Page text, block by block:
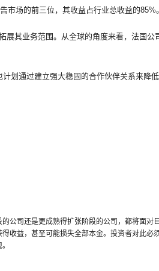
市场的前三位，其收益占行业总收益的85%。
展其业务范围。从全球的角度来看，法国
划通过建立强大稳固的合作伙伴关系来降低
公司还是更成熟得扩张阶段的公司，都将面对
收益，甚至可能损失全部本金。投资者对此必